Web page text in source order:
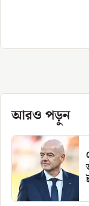
আরও পড়ুন